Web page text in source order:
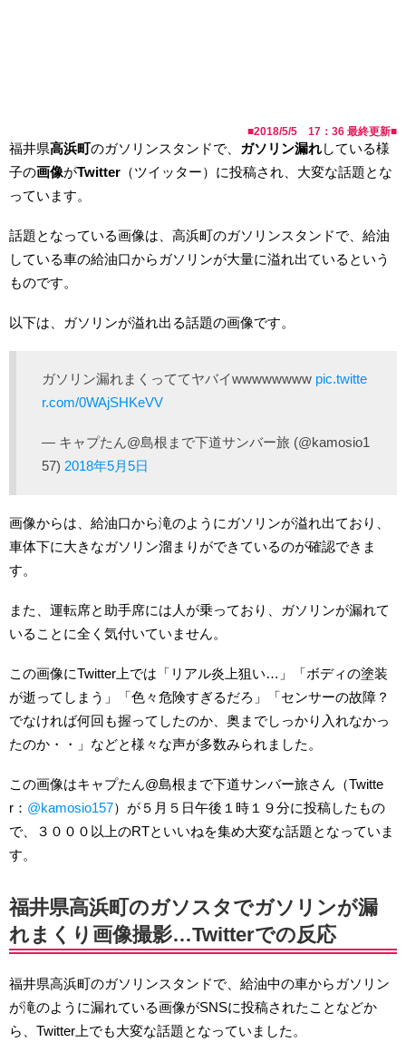
■2018/5/5 17：36 最終更新■
福井県高浜町のガソリンスタンドで、 ガソリン漏れしている様
子の画像がTwitter （ツイッター）に投稿され、大変な話題とな
っています。
話題となっている画像は、高浜町のガソリンスタンドで、給油
している車の給油口からガソリンが大量に溢れ出ているという
ものです。
以下は、ガソリンが溢れ出る話題の画像です。
ガソリン漏れまくっててヤバイwwwwwwww pic.twitte
r.com/0WAjSHKeVV
— キャプたん@島根まで下道サンバー旅 (@kamosio1
57) 2018年5月5日
画像からは、給油口から滝のようにガソリンが溢れ出ており、
車体下に大きなガソリン溜まりができているのが確認できま
す。
また、運転席と助手席には人が乗っており、ガソリンが漏れて
いることに全く気付いていません。
この画像にTwitter上では「リアル炎上狙い…」「ボディの塗装
が逝ってしまう」「色々危険すぎるだろ」「センサーの故障？
でなければ何回も握ってしたのか、奥までしっかり入れなかっ
たのか・・」などと様々な声が多数みられました。
この画像はキャプたん@島根まで下道サンバー旅さん（Twitte
r： @kamosio157）が５月５日午後１時１９分に投稿したもの
で、３０００以上のRTといいねを集め大変な話題となっていま
す。
福井県高浜町のガソスタでガソリンが漏
れまくり画像撮影…Twitterでの反応
福井県高浜町のガソリンスタンドで、給油中の車からガソリン
が滝のように漏れている画像がSNSに投稿されたことなどか
ら、Twitter上でも大変な話題となっていました。